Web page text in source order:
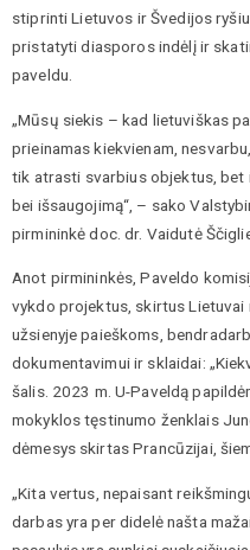
stiprinti Lietuvos ir Švedijos
pristatyti diasporos indėlį ir
paveldu.
„Mūsų siekis – kad lietuviškas
prieinamas kiekvienam,
tik atrasti svarbius objektus, bet
bei išsaugojimą“, – sako
pirmininkė doc. dr. Vaidutė
Anot pirmininkės, Paveldo
vykdo projektus, skirtus
užsienyje paieškoms,
dokumentavimui ir sklaidai:
šalis. 2023 m. U-Paveldą
mokyklos tęstinumo ženklais
dėmesys skirtas Prancūzijai,
„Kita vertus, nepaisant
darbas yra per didelė našta